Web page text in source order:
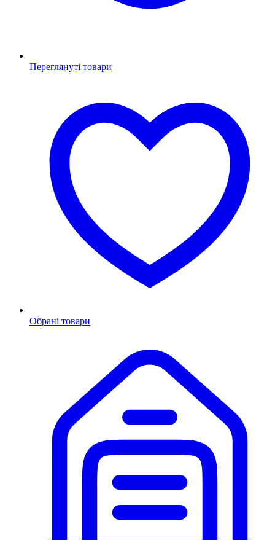
Переглянуті товари
Обрані товари